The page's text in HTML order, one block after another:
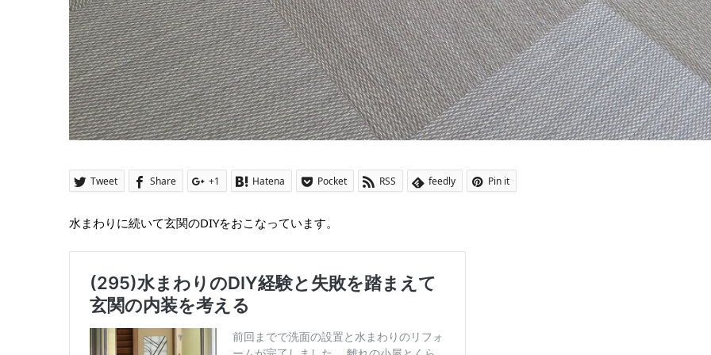
Tweet Share +1 Hatena Pocket RSS feedly Pin it
水まわりに続いて玄関のDIYをおこなっています。